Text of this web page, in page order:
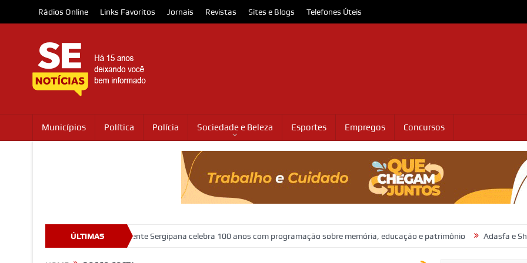
Rádios Online Links Favoritos Jornais Revistas Sites e Blogs Telefones Úteis
Municípios Política Polícia Sociedade e Beleza Esportes Empregos Concursos
ÚLTIMAS
abriga o Museu da Gente Sergipana celebra 100 anos com programação sobre memória, educação e patrimônio Adasfa e Shopping